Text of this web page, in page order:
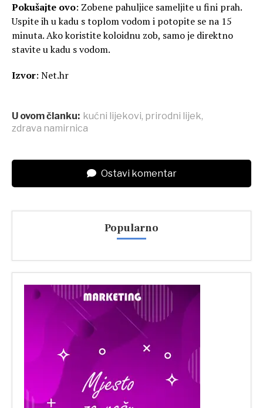
Pokušajte ovo: Zobene pahuljice sameljite u fini prah.
Uspite ih u kadu s toplom vodom i potopite se na 15
minuta. Ako koristite koloidnu zob, samo je direktno
stavite u kadu s vodom.
Izvor: Net.hr
U ovom članku: kućni lijekovi, prirodni lijek,
zdrava namirnica
Ostavi komentar
Popularno